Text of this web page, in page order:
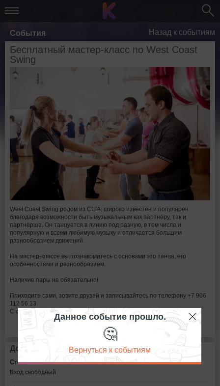
События Назад к событиям
Бесплатный мастер-класс по West Coast
Swing
West Coast Swing родом из США, широко известен и популярен
благодаря возможности быть музыкальным как партнёру, так и
партнёрше. Он танцуется в линию под разную, в том числе и
популярную и всеми любимую музыку и отличается большим
разнообразием движений.
На мастер-классе вы познакомитесь с основами это танца, его
особенностями и разнообразием.
Наличие пары не обязательно!
Приходите сами, зовите друзей и записывайтесь по телефону +7 906
112 56 13
С собой иметь сменную обувь
Дополнительная информация
Стоимость билетов:
Вход свободный
Данное событие прошло.
🤔
Вернуться к событиям